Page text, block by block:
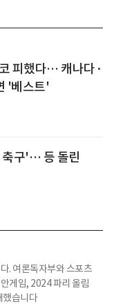
피했다… 캐나다·
'베스트'
축구'… 등 돌린
. 여론독자부와 스포츠
게임, 2024 파리 올림
했습니다